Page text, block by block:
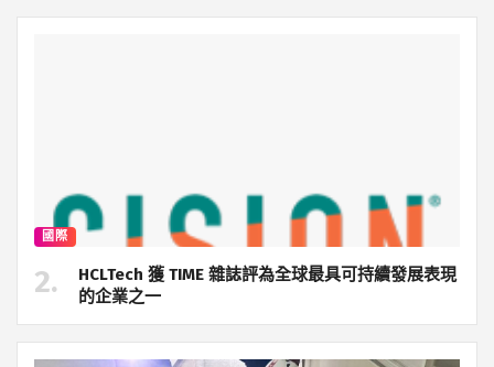
國際
HCLTech 獲 TIME 雜誌評為全球最具可持續發展表現
的企業之一